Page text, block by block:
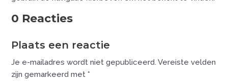
0 Reacties
Plaats een reactie
Je e-mailadres wordt niet gepubliceerd. Vereiste velden
zijn gemarkeerd met*